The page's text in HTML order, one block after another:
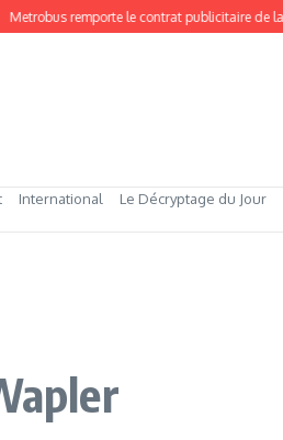
remporte le contrat publicitaire de la RATP
International Le Décryptage du Jour